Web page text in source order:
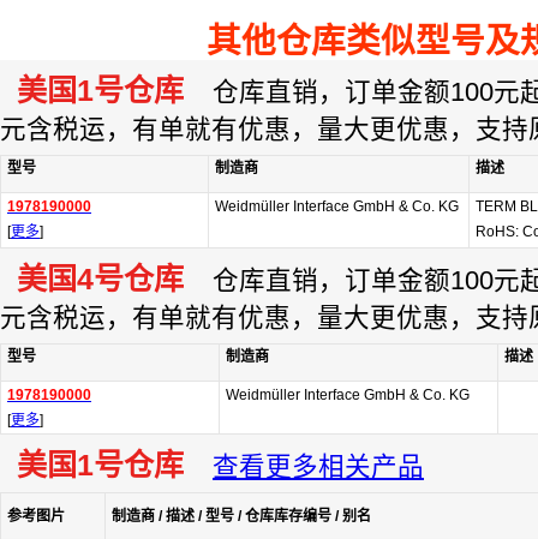
其他仓库类似型号及
美国1号仓库 仓库直销，订单金额100元
元含税运，有单就有优惠，量大更优惠，支持
型号 制造商 描述
1978190000
[更多]
Weidmüller Interface GmbH & Co. KG
TERM
RoHS:
美国4号仓库 仓库直销，订单金额100元
元含税运，有单就有优惠，量大更优惠，支持
型号 制造商 描述
1978190000
[更多]
Weidmüller Interface GmbH & Co. KG
美国1号仓库 查看更多相关产品
参考图片 制造商 / 描述 / 型号 / 仓库库存编号 / 别名